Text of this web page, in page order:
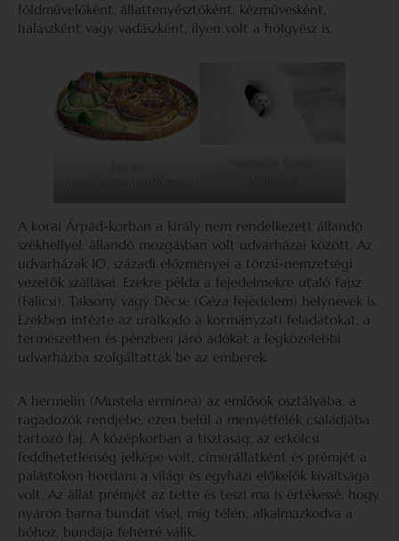
földművelőként, állattenyésztőként, kézművesként,
halászként vagy vadászként, ilyen volt a hölgyész is.
A korai Árpád-korban a király nem rendelkezett állandó
székhellyel, állandó mozgásban volt udvarházai között. Az
udvarházak 10. századi előzményei a törzsi-nemzetségi
vezetők szállásai. Ezekre példa a fejedelmekre utaló Fajsz
(Falicsi), Taksony vagy Décse (Géza fejedelem) helynevek is.
Ezekben intézte az uralkodó a kormányzati feladatokat, a
természetben és pénzben járó adókat a legközelebbi
udvarházba szolgáltatták be az emberek.
A hermelin (Mustela erminea) az emlősök osztályába, a
ragadozók rendjébe, ezen belül a menyétfélék családjába
tartozó faj. A középkorban a tisztaság, az erkölcsi
feddhetetlenség jelképe volt, címerállatként és prémjét a
palástokon hordani a világi és egyházi előkelők kiváltsága
volt. Az állat prémjét az tette és teszi ma is értékessé, hogy
nyáron barna bundát visel, míg télen, alkalmazkodva a
hóhoz, bundája fehérré válik.